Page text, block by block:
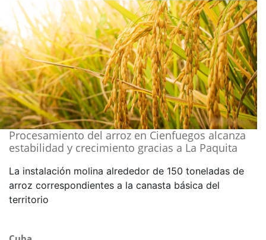
Procesamiento del arroz en Cienfuegos alcanza
estabilidad y crecimiento gracias a La Paquita
La instalación molina alrededor de 150 toneladas de
arroz correspondientes a la canasta básica del
territorio